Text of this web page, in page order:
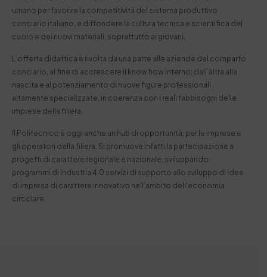
umano per favorire la competitività del sistema produttivo
conciario italiano, e diffondere la cultura tecnica e scientifica del
cuoio e dei nuovi materiali, soprattutto ai giovani.
L’offerta didattica è rivolta da una parte alle aziende del comparto
conciario, al fine di accrescere il know how interno; dall’altra alla
nascita e al potenziamento di nuove figure professionali
altamente specializzate, in coerenza con i reali fabbisogni delle
imprese della filiera.
Il Politecnico è oggi anche un hub di opportunità, per le imprese e
gli operatori della filiera. Si promuove infatti la partecipazione a
progetti di carattere regionale e nazionale, sviluppando
programmi di Industria 4.0 servizi di supporto allo sviluppo di idee
di impresa di carattere innovativo nell’ambito dell’economia
circolare.